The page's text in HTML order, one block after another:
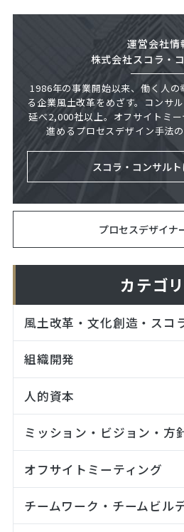
運営会社情
株式会社スコラ・
1986年の事業開始以来、働く人の
る企業風土改革をめざす。コンサ
延べ2,000社以上。オフサイトミ
進めるプロセスデザイン手法の
スコラ・コンサル
プロセスデザイナ
カテゴ
風土改革・文化創造・スコ
組織開発
人的資本
ミッション・ビジョン・方
オフサイトミーティング
チームワーク・チームビル